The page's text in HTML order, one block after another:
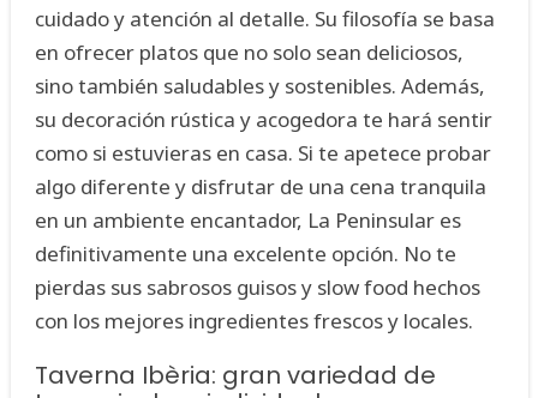
cuidado y atención al detalle. Su filosofía se basa
en ofrecer platos que no solo sean deliciosos,
sino también saludables y sostenibles. Además,
su decoración rústica y acogedora te hará sentir
como si estuvieras en casa. Si te apetece probar
algo diferente y disfrutar de una cena tranquila
en un ambiente encantador, La Peninsular es
definitivamente una excelente opción. No te
pierdas sus sabrosos guisos y slow food hechos
con los mejores ingredientes frescos y locales.
Taverna Ibèria: gran variedad de